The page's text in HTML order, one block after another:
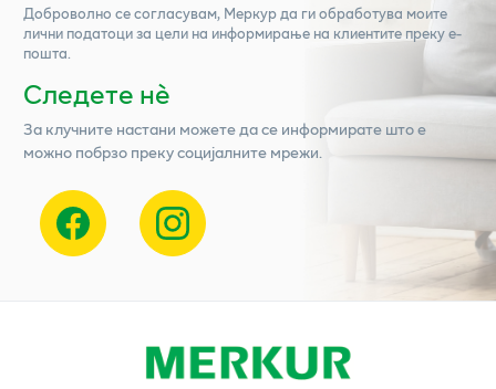
Доброволно се согласувам, Меркурда ги обработува моите
лични податоци за цели на информирање на клиентите преку е-
пошта.
Следете нѐ
За клучните настани можете да се информирате што е
можно побрзо преку социјалните мрежи.